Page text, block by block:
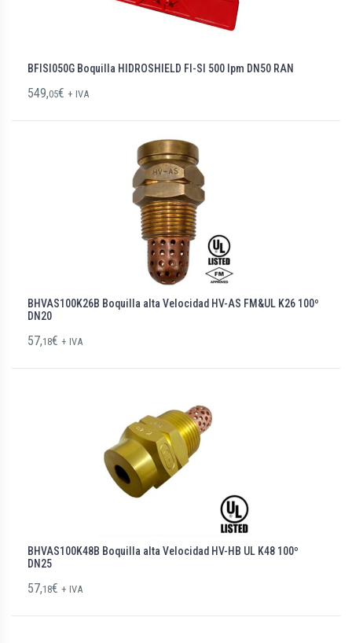
BFISI050G Boquilla HIDROSHIELD FI-SI 500 lpm DN50 RAN
549,05€ + IVA
BHVAS100K26B Boquilla alta Velocidad HV-AS FM&UL K26 100º
DN20
57,18€ + IVA
BHVAS100K48B Boquilla alta Velocidad HV-HB UL K48 100º
DN25
57,18€ + IVA